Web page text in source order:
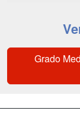
Grado